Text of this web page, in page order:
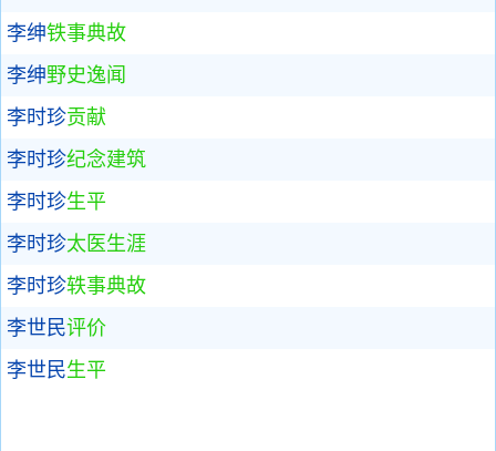
李绅铁事典故
李绅野史逸闻
李时珍贡献
李时珍纪念建筑
李时珍生平
李时珍太医生涯
李时珍轶事典故
李世民评价
李世民生平